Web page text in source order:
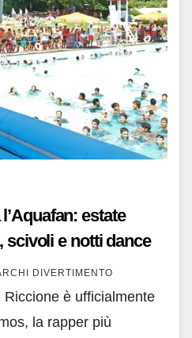
estate
scivoli e notti dance
DIVERTIMENTO
Riccione è ufficialmente
la rapper più